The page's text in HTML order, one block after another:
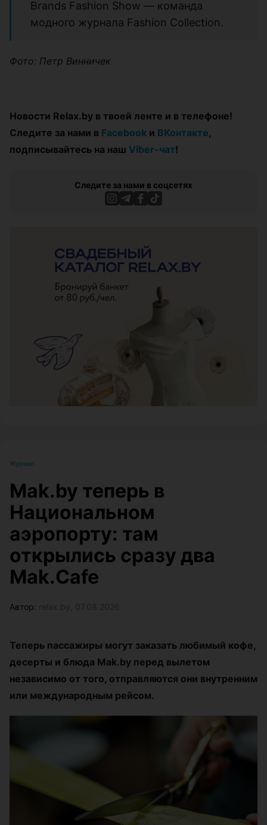
Brands Fashion Show — команда
модного журнала Fashion Collection.
Фото: Петр Винничек
Новости Relax.by в твоей ленте и в телефоне!
Следите за нами в Facebook и ВКонтакте,
подписывайтесь на наш Viber-чат!
Следите за нами в соцсетях
Журнал
Mak.by теперь в
Национальном
аэропорту: там
открылись сразу два
Mak.Cafe
Автор:
Теперь пассажиры могут заказать любимый кофе,
десерты и блюда Mak.by перед вылетом
независимо от того, отправляются они внутренним
или международным рейсом.